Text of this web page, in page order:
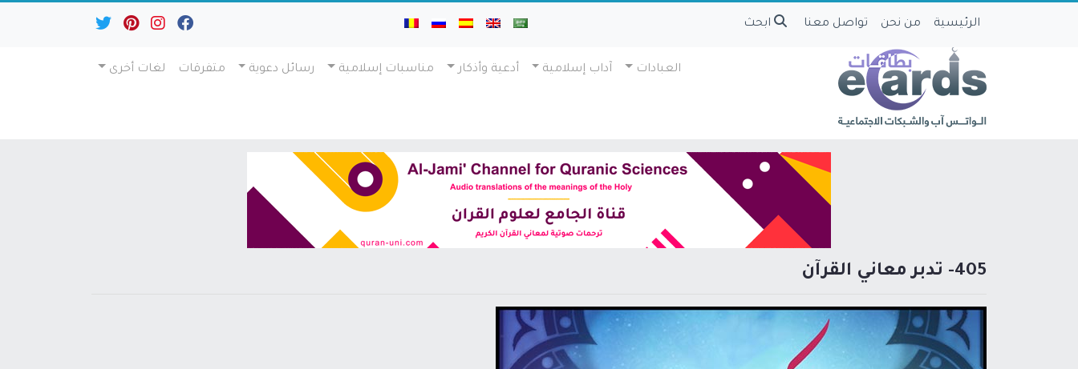
الرئيسية من نحن تواصل معنا ابحث
العبادات آداب إسلامية أدعية وأذكار مناسبات إسلامية رسائل دعوية متفرقات لغات أخرى
405- تدبر معاني القرآن